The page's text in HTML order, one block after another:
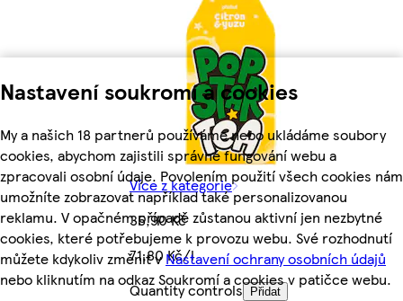
Nastavení soukromí a cookies
My a našich 18 partnerů používáme nebo ukládáme soubory
cookies, abychom zajistili správné fungování webu a
zpracovali osobní údaje. Povolením použití všech cookies nám
umožníte zobrazovat například také personalizovanou
reklamu. V opačném případě zůstanou aktivní jen nezbytné
cookies, které potřebujeme k provozu webu. Své rozhodnutí
můžete kdykoliv změnit vNastavení ochrany osobních údajů
nebo kliknutím na odkaz Soukromí a cookies v patičce webu.
Více z kategorie
35,90 Kč
71,80 Kč/l
Quantity controls
Přidat